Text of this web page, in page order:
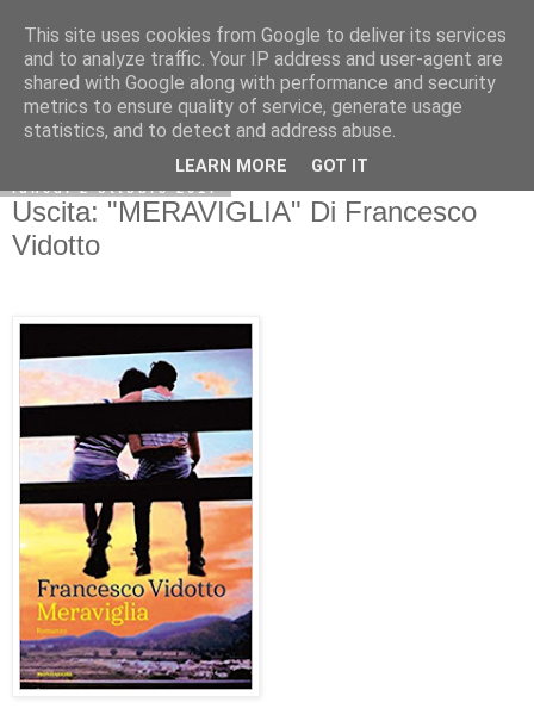
lunedì 2 ottobre 2017
Uscita: "MERAVIGLIA" Di Francesco
Vidotto
This site uses cookies from Google to deliver its services
and to analyze traffic. Your IP address and user-agent are
shared with Google along with performance and security
metrics to ensure quality of service, generate usage
statistics, and to detect and address abuse.
LEARN MORE GOT IT